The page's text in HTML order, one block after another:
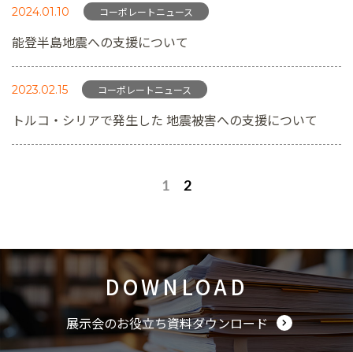
2024.01.10 コーポレートニュース
能登半島地震への支援について
2023.02.15 コーポレートニュース
トルコ・シリアで発生した 地震被害への支援について
1 2
DOWNLOAD
展示会のお役立ち資料ダウンロード